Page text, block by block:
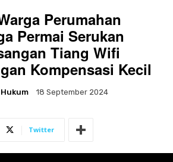
Perumahan
Permai Serukan
Tiang Wifi
Kompensasi Kecil
18 September 2024
Twitter